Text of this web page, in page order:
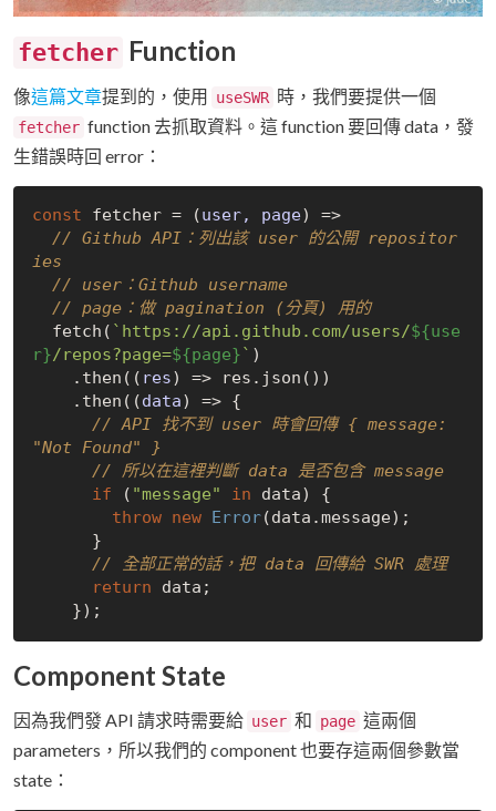
fetcher Function
像這篇文章提到的，使用 useSWR 時，我們要提供一個
fetcher function 去抓取資料。這 function 要回傳 data，發
生錯誤時回 error：
const fetcher = (user, page) =>
// Github API：列出該 user 的公開 repositor
ies
// user：Github username
// page：做 pagination (分頁) 用的
  fetch(
`https://api.github.com/users/${use
r}/repos?page=${page} ` )
    .then(
( res) => res.json())
    .then(
(data) => {
// API 找不到 user 時會回傳 { message:
"Not Found" }
// 所以在這裡判斷 data 是否包含 message
if ( "message" in data) {
throw new Error(data.message);
// 全部正常的話，把 data 回傳給 SWR 處理
return data;
Component State
因為我們發 API 請求時需要給 user 和 page 這兩個
parameters，所以我們的 component 也要存這兩個參數當
state：